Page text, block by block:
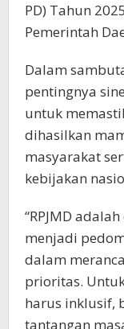
PD) Tahun
Pemerintah
Dalam
pentingnya
untuk
dihasilkan
masyarakat
kebijakan
“RPJMD
menjadi
dalam
prioritas.
harus inklusif,
tantangan